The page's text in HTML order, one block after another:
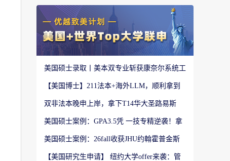
美国硕士录取丨美本双专业斩获康奈尔系统工
【美国博士】211法本+海外LLM，顺利拿到
双非法本晚申上岸，拿下T14华大圣路易斯
美国硕士案例：GPA3.5凭 一技专精逆袭！拿
美国硕士案例：26fall收获JHU约翰霍普金斯
【美国研究生申请】 纽约大学offer来袭：管